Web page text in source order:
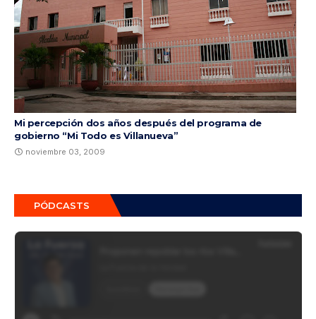
Mi percepción dos años después del programa de
gobierno “Mi Todo es Villanueva”
noviembre 03, 2009
PÓDCASTS